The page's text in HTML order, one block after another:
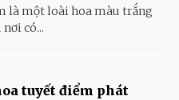
là một loài hoa màu trắng
nơi có...
tuyết điểm phát